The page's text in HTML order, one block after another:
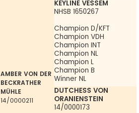
AMBER VON DER
BECKRATHER
MÜHLE
14/0000211
KEYLINE VESSEM
NHSB 1650267
Champion D/KFT
Champion VDH
Champion INT
Champion NL
Champion L
Champion B
Winner NL
DUTCHESS VON
ORANIENSTEIN
14/0000173